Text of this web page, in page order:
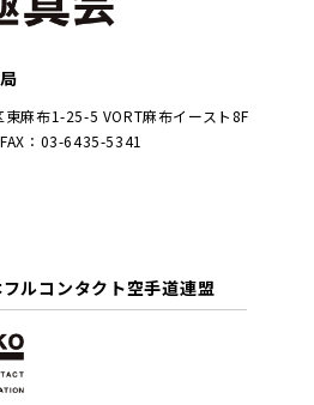
麻布1-25-5 VORT麻布イースト8F
：03-6435-5341
ルコンタクト空手道連盟